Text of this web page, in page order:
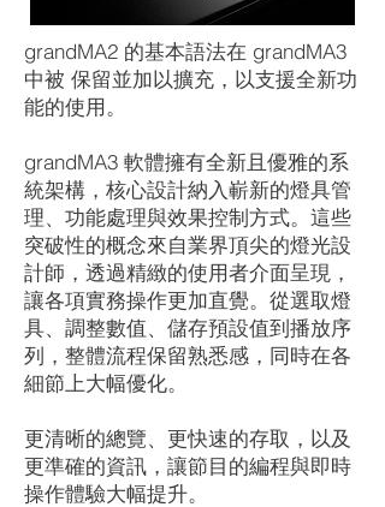
grandMA2 的基本語法在 grandMA3
中被 保留並加以擴充，以支援全新功
能的使用。
grandMA3 軟體擁有全新且優雅的系
統架構，核心設計納入嶄新的燈具管
理、功能處理與效果控制方式。這些
突破性的概念來自業界頂尖的燈光設
計師，透過精緻的使用者介面呈現，
讓各項實務操作更加直覺。從選取燈
具、調整數值、儲存預設值到播放序
列，整體流程保留熟悉感，同時在各
細節上大幅優化。
更清晰的總覽、更快速的存取，以及
更準確的資訊，讓節目的編程與即時
操作體驗大幅提升。